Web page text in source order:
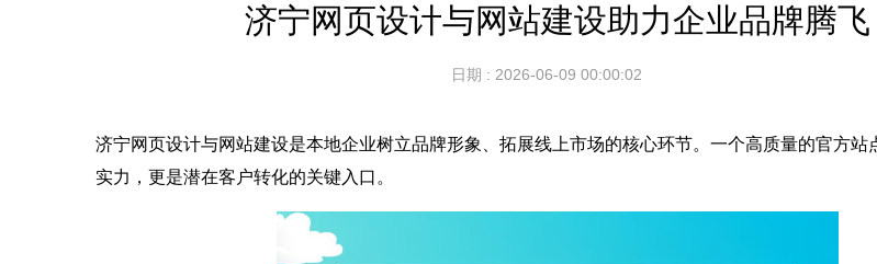
济宁网页设计与网站建设助力企业品牌腾飞
日期 : 2026-06-09 00:00:02
济宁网页设计与网站建设是本地企业树立品牌形象、拓展线上市场的核心环节。一个高质量的官方站
实力，更是潜在客户转化的关键入口。